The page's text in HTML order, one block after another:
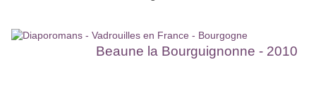
Beaune la Bourguignonne - 2010